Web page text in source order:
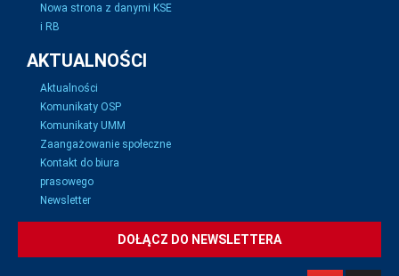
Nowa strona z danymi KSE
i RB
AKTUALNOŚCI
Aktualności
Komunikaty OSP
Komunikaty UMM
Zaangażowanie społeczne
Kontakt do biura
prasowego
Newsletter
DOŁĄCZ DO NEWSLETTERA